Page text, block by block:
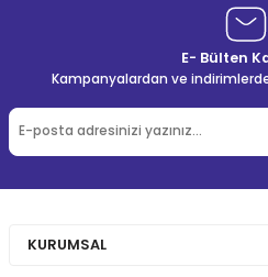
E- Bülten
Kampanyalardan ve
KURUMSAL